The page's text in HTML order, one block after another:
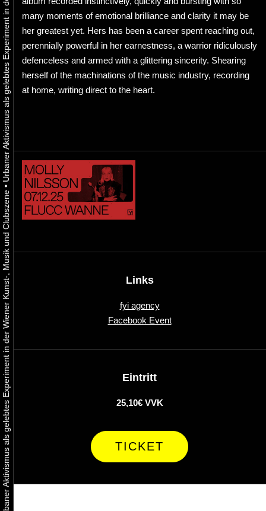
Urbaner Aktivismus als gelebtes Experiment in der Wiener Kunst-, Musik und Clubszene
•
many moments of emotional brilliance and clarity it may be
her greatest yet. Hers has been a career spent reaching out,
perennially powerful in her earnestness, a warrior ridiculously
defenceless and armed with a glittering sincerity. Shearing
herself of the machinations of the music industry, recording
at home, writing direct to the heart.
Links
fyi agency
Facebook Event
Eintritt
25,10€ VVK
TICKET